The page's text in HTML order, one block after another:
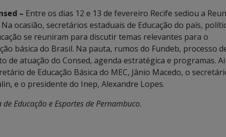
– Entre os dias 12 e 13 de fevereiro Recife sediou a
ocasião, secretários estaduais de Educação do país,
se reuniram para discutir temas relevantes para o
básica do Brasil. Na pauta, rumos do Fundeb, processo
de atuação do Consed, agenda estratégica e programas.
de Educação Básica do MEC, Jânio Macedo, o
e o presidente do Inep, Alexandre Lopes.
Educação e Esportes de Pernambuco.